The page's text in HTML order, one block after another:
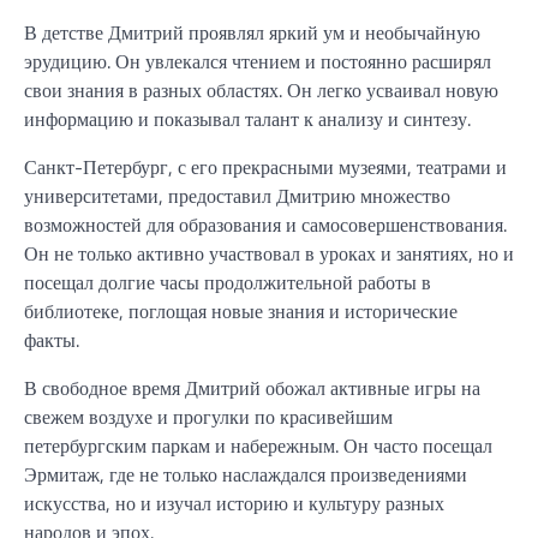
В детстве Дмитрий проявлял яркий ум и необычайную
эрудицию. Он увлекался чтением и постоянно расширял
свои знания в разных областях. Он легко усваивал новую
информацию и показывал талант к анализу и синтезу.
Санкт-Петербург, с его прекрасными музеями, театрами и
университетами, предоставил Дмитрию множество
возможностей для образования и самосовершенствования.
Он не только активно участвовал в уроках и занятиях, но и
посещал долгие часы продолжительной работы в
библиотеке, поглощая новые знания и исторические
факты.
В свободное время Дмитрий обожал активные игры на
свежем воздухе и прогулки по красивейшим
петербургским паркам и набережным. Он часто посещал
Эрмитаж, где не только наслаждался произведениями
искусства, но и изучал историю и культуру разных
народов и эпох.